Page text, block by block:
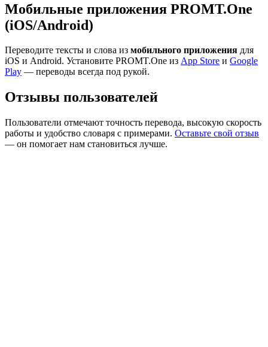
Мобильные приложения PROMT.One
(iOS/Android)
Переводите тексты и слова из мобильного приложения для
iOS и Android. Установите PROMT.One из App Store и Google
Play — переводы всегда под рукой.
Отзывы пользователей
Пользователи отмечают точность перевода, высокую скорость
работы и удобство словаря с примерами. Оставьте свой отзыв
— он помогает нам становиться лучше.